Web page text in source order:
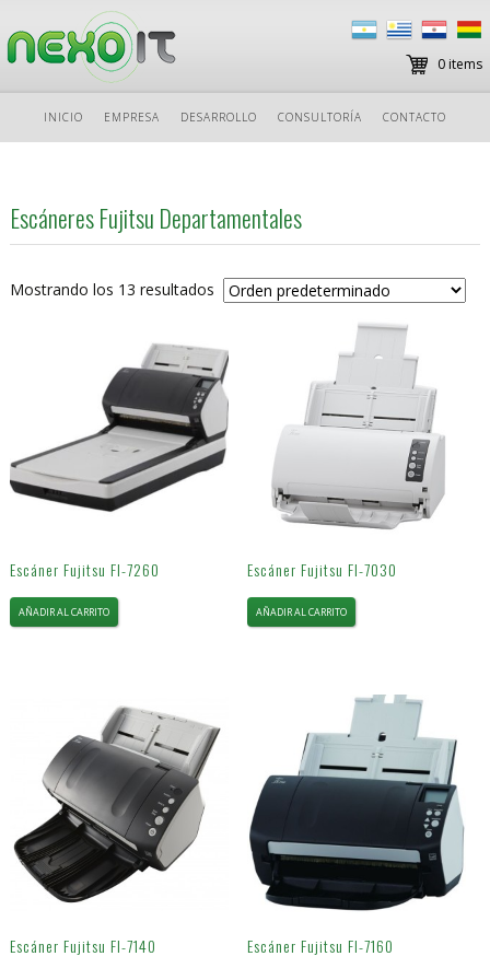
al
contenido
INICIO EMPRESA DESARROLLO CONSULTORÍA CONTACTO
0 items
Escáneres Fujitsu Departamentales
Mostrando los 13 resultados
Escáner Fujitsu FI-7260
AÑADIR AL CARRITO
Escáner Fujitsu FI-7030
AÑADIR AL CARRITO
Escáner Fujitsu FI-7140 Escáner Fujitsu FI-7160